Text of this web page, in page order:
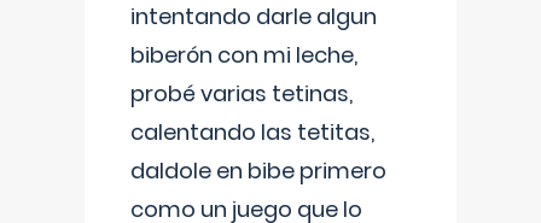
intentando darle algun
biberón con mi leche,
probé varias tetinas,
calentando las tetitas,
daldole en bibe primero
como un juego que lo